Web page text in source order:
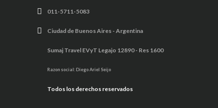
011-5711-5083
Ciudad de Buenos Aires - Argentina
Sumaj Travel EVyT Legajo 12890 - Res 1600
Razon social: Diego Ariel Seijo
Todos los derechos reservados